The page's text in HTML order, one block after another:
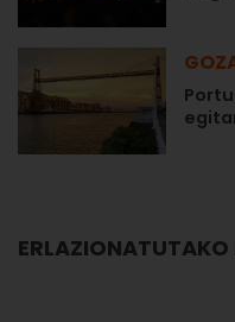
ERLAZIONATUTAKO